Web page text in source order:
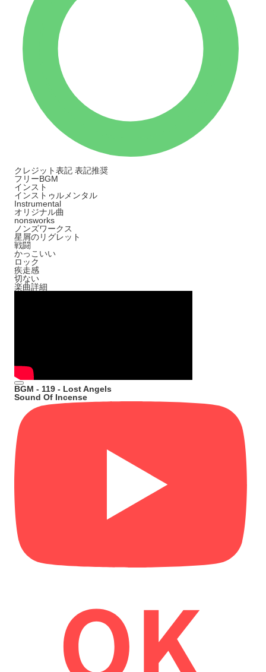
クレジット表記 表記推奨
フリーBGM
インスト
インストゥルメンタル
Instrumental
オリジナル曲
nonsworks
ノンズワークス
星屑のリグレット
戦闘
かっこいい
ロック
疾走感
切ない
楽曲詳細
BGM - 119 - Lost Angels
Sound Of Incense